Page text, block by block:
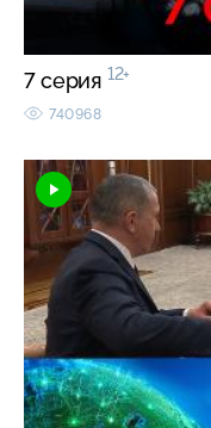
7 серия 12+
740968